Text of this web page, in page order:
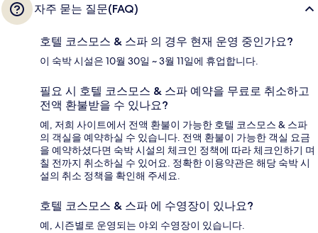
자주 묻는 질문(FAQ)
호텔 코스모스 & 스파 의 경우 현재 운영 중인가요?
이 숙박 시설은 10월 30일 ~ 3월 11일에 휴업합니다.
필요 시 호텔 코스모스 & 스파 예약을 무료로 취소하고
전액 환불받을 수 있나요?
예, 저희 사이트에서 전액 환불이 가능한 호텔 코스모스 & 스파
의 객실을 예약하실 수 있습니다. 전액 환불이 가능한 객실 요금
을 예약하셨다면 숙박 시설의 체크인 정책에 따라 체크인하기 며
칠 전까지 취소하실 수 있어요. 정확한 이용약관은 해당 숙박 시
설의 취소 정책을 확인해 주세요.
호텔 코스모스 & 스파 에 수영장이 있나요?
예, 시즌별로 운영되는 야외 수영장이 있습니다.